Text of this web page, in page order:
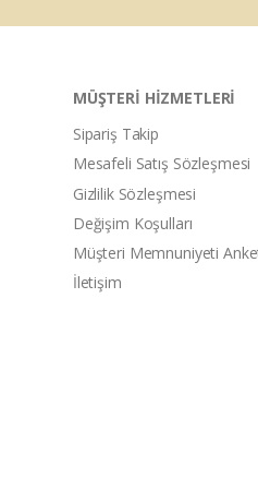
MÜŞTERİ HİZMETLERİ
Sipariş Takip
Mesafeli Satış Sözleşmesi
Gizlilik Sözleşmesi
Değişim Koşulları
Müşteri Memnuniyeti
İletişim